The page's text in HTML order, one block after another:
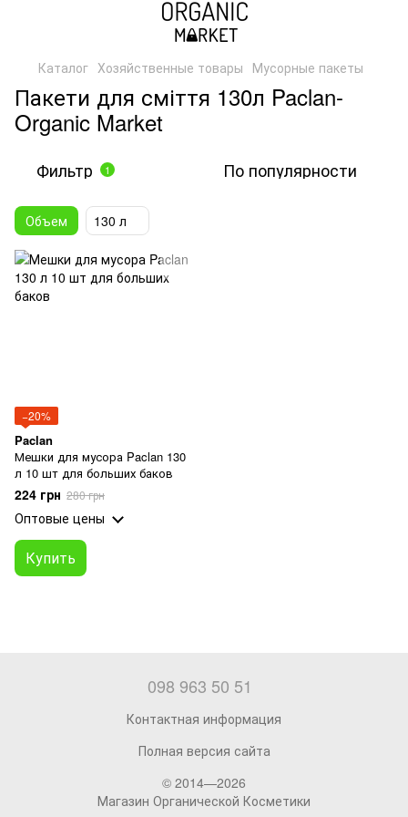
Каталог Хозяйственные товары Мусорные пакеты
Пакети для сміття 130л Paclan-
Organic Market
Фильтр 1 По популярности
Объем 130 л
−20%
Paclan
Мешки для мусора Paclan 130
л 10 шт для больших баков
224 грн 280 грн
Оптовые цены
Купить
098 963 50 51
Контактная информация
Полная версия сайта
© 2014—2026
Магазин Органической Косметики